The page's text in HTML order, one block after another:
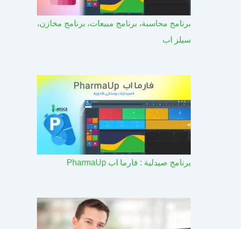
برنامج محاسبة، برنامج مبيعات، برنامج مخازن،
سيلز اب
برنامج صيدلية : فارما اب PharmaUp​